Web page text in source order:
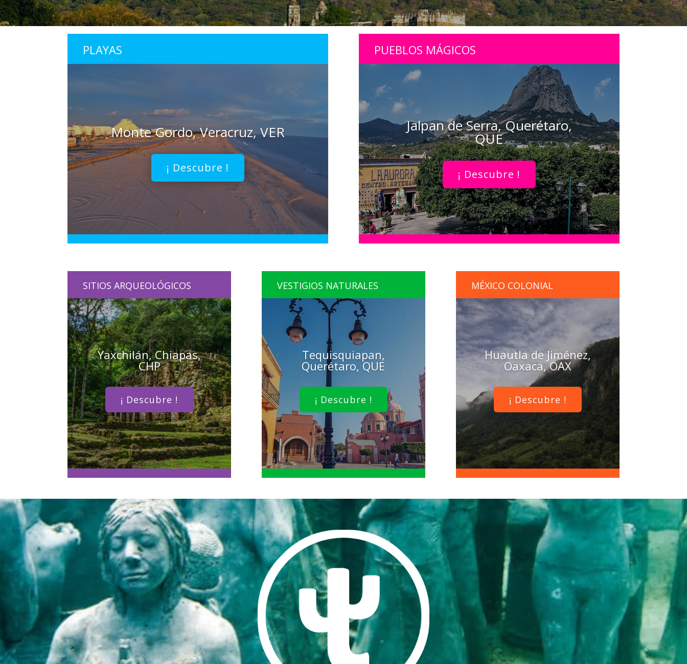
PLAYAS
Monte Gordo, Veracruz, VER
¡ Descubre !
PUEBLOS MÁGICOS
Jalpan de Serra, Querétaro,
QUE
¡ Descubre !
SITIOS ARQUEOLÓGICOS
Yaxchilán, Chiapas,
CHP
¡ Descubre !
VESTIGIOS NATURALES
Tequisquiapan,
Querétaro, QUE
¡ Descubre !
MÉXICO COLONIAL
Huautla de Jiménez,
Oaxaca, OAX
¡ Descubre !